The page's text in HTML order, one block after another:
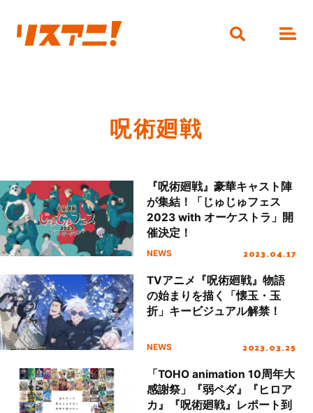
呪術廻戦
『呪術廻戦』豪華キャスト陣
が集結！「じゅじゅフェス
2023 with オーケストラ」開
催決定！
NEWS 2023.04.17
TVアニメ『呪術廻戦』物語
の始まりを描く「懐玉・玉
折」キービジュアル解禁！
NEWS 2023.03.25
「TOHO animation 10周年大
感謝祭」『弱ペダ』『ヒロア
カ』『呪術廻戦』レポート到